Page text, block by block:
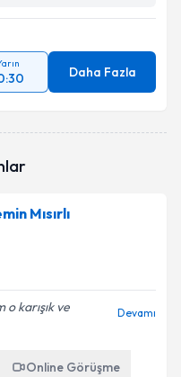
Daha Fazla
Mısırlı
karışık ve
Devamı
Online Görüşme